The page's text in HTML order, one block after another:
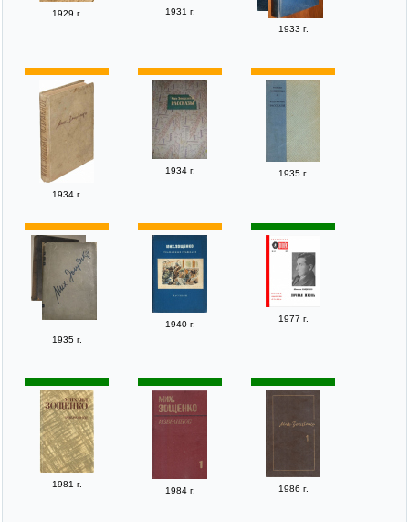
1929 г.
1931 г.
1933 г.
1934 г.
1934 г. 1935 г.
1935 г.
1940 г.
1977 г.
1981 г.
1984 г. 1986 г.